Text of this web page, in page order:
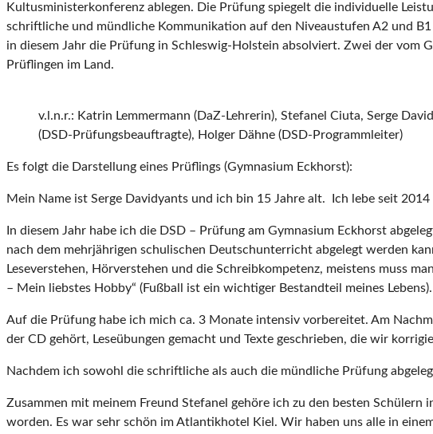
Kultusministerkonferenz ablegen. Die Prüfung spiegelt die individuelle
schriftliche und mündliche Kommunikation auf den Niveaustufen A2 und
in diesem Jahr die Prüfung in Schleswig-Holstein absolviert. Zwei der vom
Prüflingen im Land.
v.l.n.r.: Katrin Lemmermann (DaZ-Lehrerin), Stefanel Ciuta, Serge
(DSD-Prüfungsbeauftragte), Holger Dähne (DSD-Programmleiter)
Es folgt die Darstellung eines Prüflings (Gymnasium Eckhorst):
Mein Name ist Serge Davidyants und ich bin 15 Jahre alt. Ich lebe seit
In diesem Jahr habe ich die DSD – Prüfung am Gymnasium Eckhorst
nach dem mehrjährigen schulischen Deutschunterricht abgelegt werden
Leseverstehen, Hörverstehen und die Schreibkompetenz, meistens muss
– Mein liebstes Hobby“ (Fußball ist ein wichtiger Bestandteil meines
Auf die Prüfung habe ich mich ca. 3 Monate intensiv vorbereitet. Am
der CD gehört, Leseübungen gemacht und Texte geschrieben, die wir
Nachdem ich sowohl die schriftliche als auch die mündliche Prüfung
Zusammen mit meinem Freund Stefanel gehöre ich zu den besten
worden. Es war sehr schön im Atlantikhotel Kiel. Wir haben uns alle in